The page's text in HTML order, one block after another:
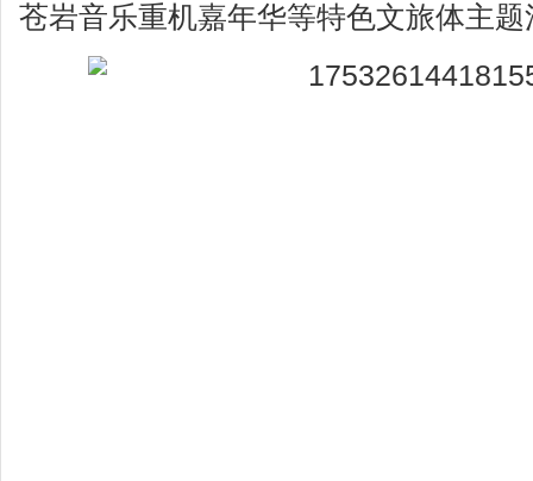
苍岩音乐重机嘉年华等特色文旅体主题